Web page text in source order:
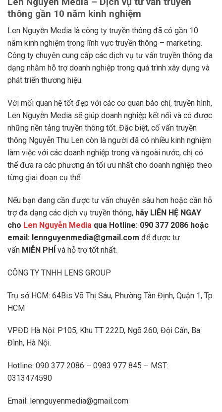
thông gần 10 năm kinh nghiệm
Len Nguyễn Media là công ty truyền thông đã có gần 10
năm kinh nghiệm trong lĩnh vực truyền thông – marketing.
Công ty chuyên cung cấp các dịch vụ tư vấn truyền thông đa
dạng nhằm hỗ trợ doanh nghiệp trong quá trình xây dựng và
phát triển thương hiệu.
Với mối quan hệ tốt đẹp với các cơ quan báo chí, truyền hình,
Len Nguyễn Media sẽ giúp doanh nghiệp kết nối và có được
những nền tảng truyền thông tốt. Đặc biệt, cố vấn truyền
thông Nguyễn Thu Len còn là người đã có nhiều kinh nghiệm
làm việc với các doanh nghiệp trong và ngoài nước, chị có
thể đưa ra các phương án tối ưu nhất cho doanh nghiệp theo
từng giai đoạn cụ thể.
Nếu bạn đang cần được tư vấn chuyên sâu hơn hoặc cần hỗ
trợ đa dạng các dịch vụ truyền thông, hãy LIÊN HỆ NGAY
cho Len Nguyễn Media qua Hotline: 090 377 2086 hoặc
email: lennguyenmedia@gmail.com để được tư
vấn MIỄN PHÍ và hỗ trợ tốt nhất.
CÔNG TY TNHH LENS GROUP
Trụ sở HCM: 64Bis Võ Thị Sáu, Phường Tân Định, Quận 1, Tp.
HCM
VPĐD Hà Nội: P105, Khu TT 222D, Ngõ 260, Đội Cấn, Ba
Đình, Hà Nội.
Hotline: 090 377 2086 – 0983 977 845 – MST:
0313474590
Email: lennguyenmedia@gmail.com